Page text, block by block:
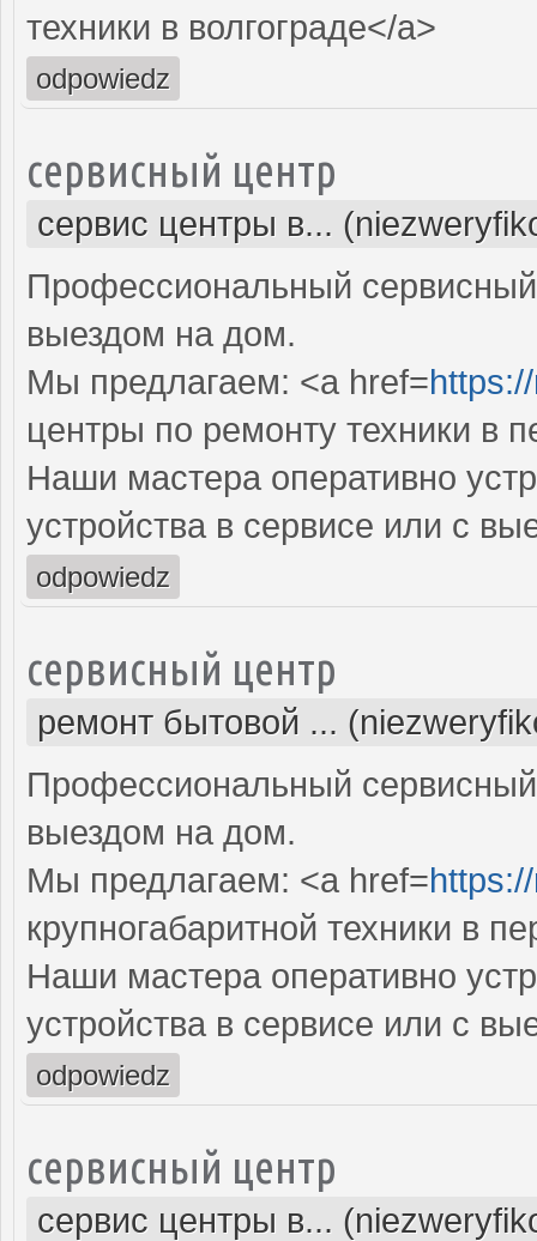
техники в волгограде</a>
odpowiedz
сервисный центр
сервис центры в...
Профессиональный
выездом на дом.
Мы предлагаем: <a href=
центры по ремонту техники в
Наши мастера оперативно
устройства в сервисе или с
odpowiedz
сервисный центр
ремонт бытовой ...
Профессиональный
выездом на дом.
Мы предлагаем: <a href=
крупногабаритной техники в
Наши мастера оперативно
устройства в сервисе или с
odpowiedz
сервисный центр
сервис центры в...